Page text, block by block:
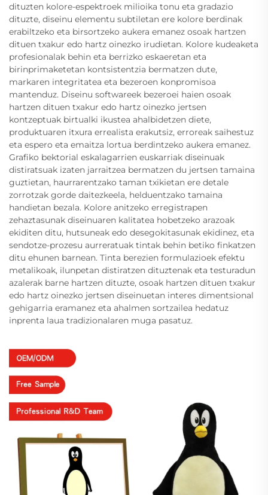
dituzten kolore-espektroek milioika tonu eta gradazio
dituzte, diseinu elementu subtiletan ere kolore berdinak
erabiltzeko eta birsortzeko aukera emanez osoak hartzen
dituen txakur edo hartz oinezko irudietan. Kolore kudeaketa
profesionalak behin eta berrizko eskaeretan eta
birinprimaketetan kontsistentzia bermatzen dute,
markaren integritatea eta bezeroen konpromisoa
mantenduz. Diseinu softwareek bezeroei haien osoak
hartzen dituen txakur edo hartz oinezko jertsen
kontzeptuak birtualki ikustea ahalbidetzen diete,
produktuaren itxura errealista erakutsiz, erroreak saihestuz
eta espero eta emaitza lortua berdintzeko aukera emanez.
Grafiko bektorial eskalagarrien euskarriak diseinuak
distiratsuak izaten jarraitzea bermatzen du jertsen tamaina
guztietan, haurrarentzako taman txikietan ere detale
zorrotzak gorde daitezkeela, helduentzako tamaina
handietan bezala. Kolore anitzeko erregistrapen
zehaztasunak diseinuaren kalitatea hobetzeko arazoak
ekiditen ditu, hutsuneak edo desegokitasunak ekidinez, eta
sendotze-prozesu aurreratuak tintak behin betiko finkatzen
ditu ehunen barnean. Tinta berezien formulazioek efektu
metalikoak, ilunpetan distiratzen dituztenak eta testuradun
azalerak barne hartzen dituzte, osoak hartzen dituen txakur
edo hartz oinezko jertsen diseinuetan interes dimentsional
gehigarria eramanez eta ahalmen sortzailea hedatuz
inprenta laua tradizionalaren muga pasatuz.